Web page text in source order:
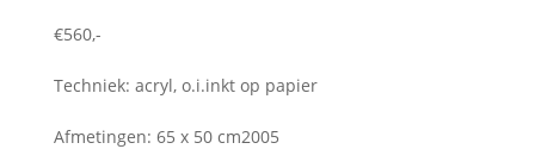
€560,-
Techniek: acryl, o.i.inkt op papier
Afmetingen: 65 x 50 cm2005